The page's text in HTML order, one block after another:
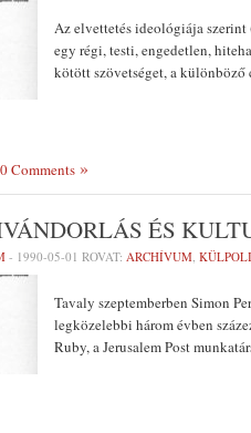
Az elvettetés ideológiája
egy régi, testi, engedetlen,
kötött szövetséget, a különböző
0 Comments
ÉS
- 1990-05-01 ROVAT: ARCHÍVUM,
Tavaly szeptemberben Si­mon
legközelebbi három évben
Ruby, a Jerusa­lem Post